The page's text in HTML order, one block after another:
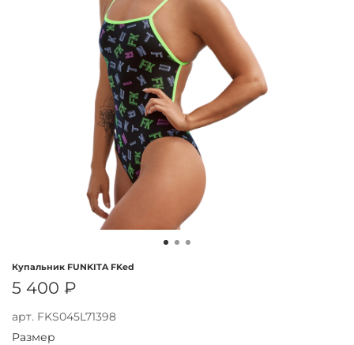
арт. FKS045L71398
Купальник FUNKITA FKed
5 400 ₽
Размер